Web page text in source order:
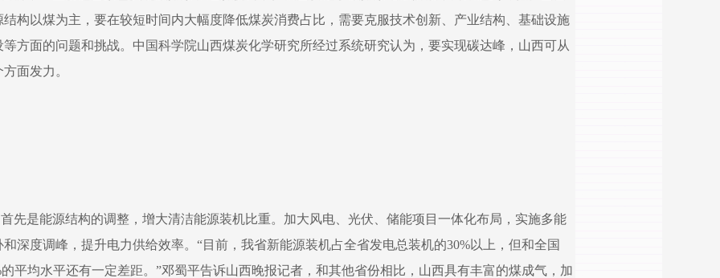
结构以煤为主，要在较短时间内大幅度降低煤炭消费占比，需要克服技术创新、产业结构、基础设施
等方面的问题和挑战。中国科学院山西煤炭化学研究所经过系统研究认为，要实现碳达峰，山西可从
面发力。
首先是能源结构的调整，增大清洁能源装机比重。加大风电、光伏、储能项目一体化布局，实施多能
和深度调峰，提升电力供给效率。“目前，我省新能源装机占全省发电总装机的30%以上，但和全国
的平均水平还有一定差距。”邓蜀平告诉山西晚报记者，和其他省份相比，山西具有丰富的煤成气，加